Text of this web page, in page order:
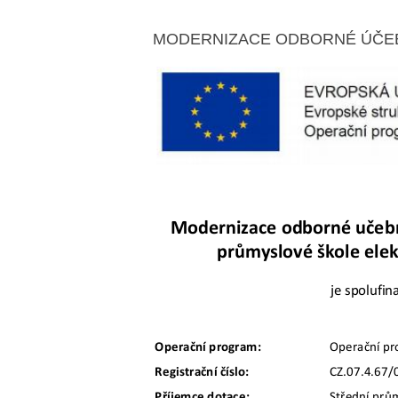
MODERNIZACE ODBORNÉ